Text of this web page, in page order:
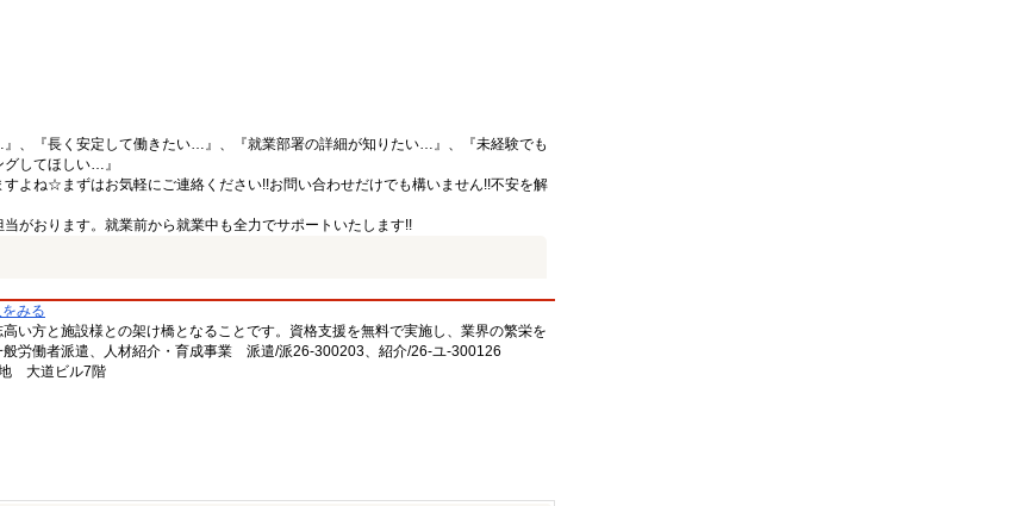
』、『長く安定して働きたい…』、『就業部署の詳細が知りたい…』、『未経験でも
してほしい…』
よね☆まずはお気軽にご連絡ください!!お問い合わせだけでも構いません!!不安を解
がおります。就業前から就業中も全力でサポートいたします!!
みる
い方と施設様との架け橋となることです。資格支援を無料で実施し、業界の繁栄を
労働者派遣、人材紹介・育成事業 派遣/派26-300203、紹介/26-ユ-300126
地 大道ビル7階